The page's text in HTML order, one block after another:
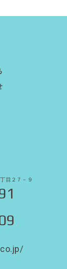
目２７－９